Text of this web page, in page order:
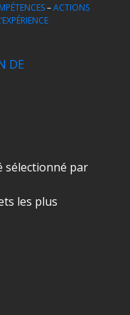
–ACTIONS
DE
sélectionné par
les plus